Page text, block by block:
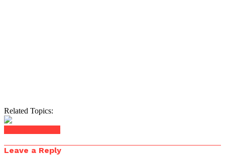
Related Topics:
Leave a Reply